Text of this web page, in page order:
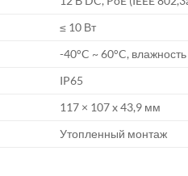
≤ 10 Вт
-40°C ~ 60°C,
IP65
117 × 107 x 43,9 мм
Утопленный монтаж